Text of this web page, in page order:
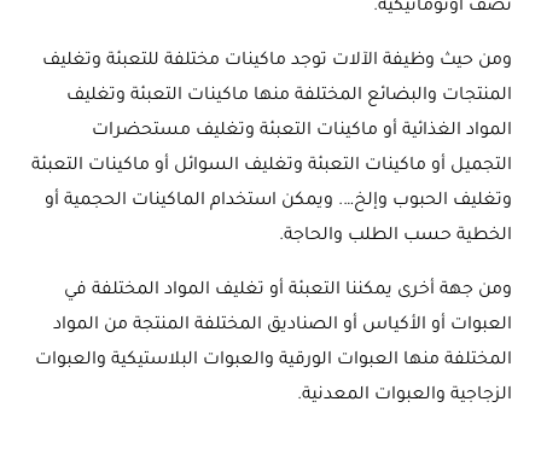
نصف أوتوماتيكية.
ومن حيث وظيفة الآلات توجد ماكينات مختلفة للتعبئة وتغليف
المنتجات والبضائع المختلفة منها ماكينات التعبئة وتغليف
المواد الغذائية أو ماكينات التعبئة وتغليف مستحضرات
التجميل أو ماكينات التعبئة وتغليف السوائل أو ماكينات التعبئة
وتغليف الحبوب وإلخ…. ويمكن استخدام الماكينات الحجمية أو
الخطية حسب الطلب والحاجة.
ومن جهة أخرى يمكننا التعبئة أو تغليف المواد المختلفة في
العبوات أو الأكياس أو الصناديق المختلفة المنتجة من المواد
المختلفة منها العبوات الورقية والعبوات البلاستيكية والعبوات
الزجاجية والعبوات المعدنية.